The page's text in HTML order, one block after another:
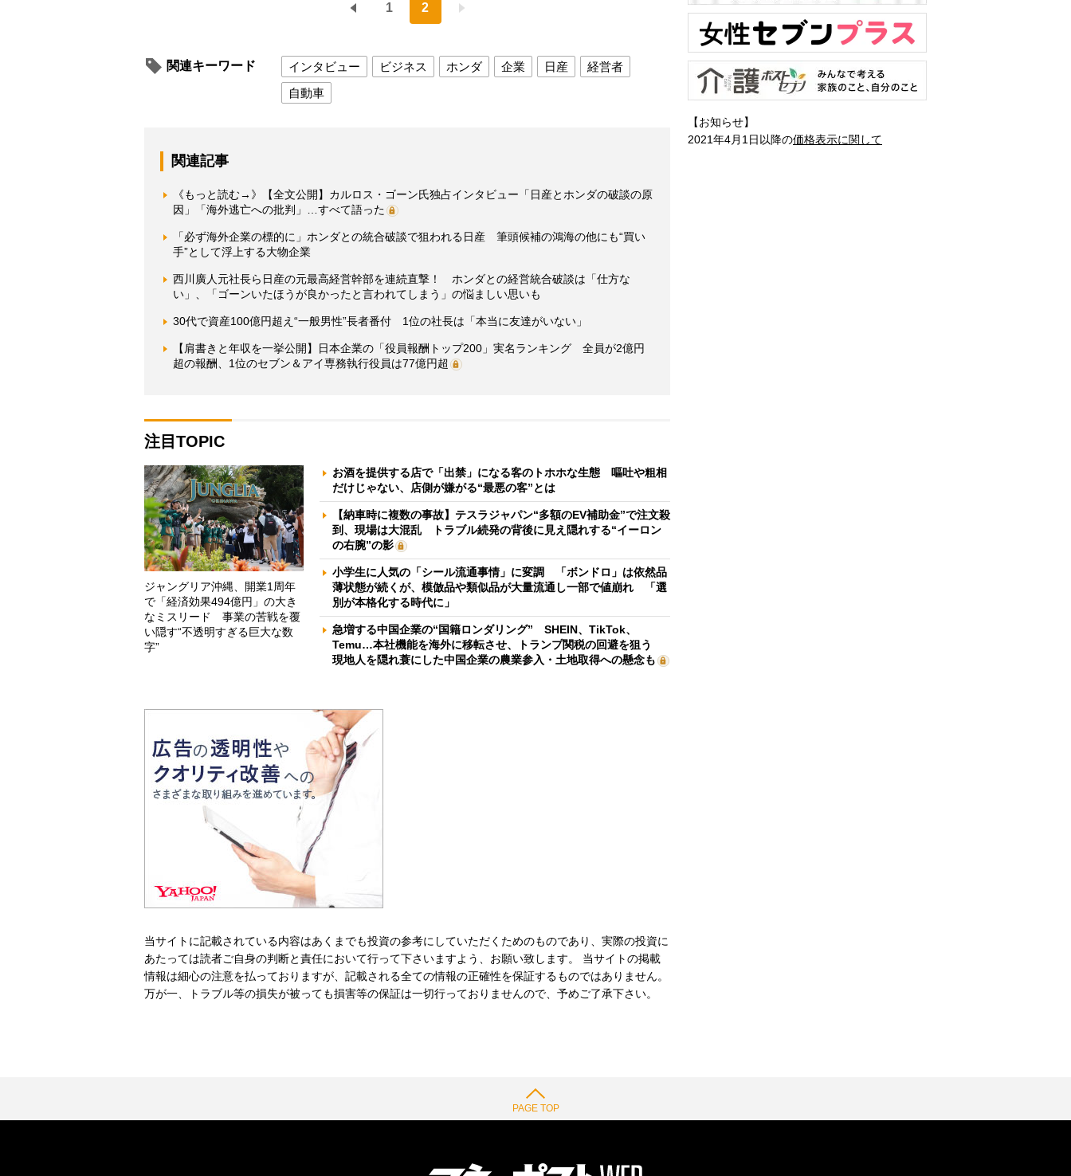
1 2
関連キーワード インタビュー ビジネス ホンダ 企業 日産
経営者
自動車
関連記事
《もっと読む→》【全文公開】カルロス・ゴーン氏独占インタビュー「日産とホンダの破談の原
因」「海外逃亡への批判」…すべて語った
「必ず海外企業の標的に」ホンダとの統合破談で狙われる日産 筆頭候補の鴻海の他にも“買い
手”として浮上する大物企業
西川廣人元社長ら日産の元最高経営幹部を連続直撃！ ホンダとの経営統合破談は「仕方な
い」、「ゴーンいたほうが良かったと言われてしまう」の悩ましい思いも
30代で資産100億円超え“一般男性”長者番付 1位の社長は「本当に友達がいない」
【肩書きと年収を一挙公開】日本企業の「役員報酬トップ200」実名ランキング 全員が2億円
超の報酬、1位のセブン＆アイ専務執行役員は77億円超
注目TOPIC
ジャングリア沖縄、開業1周年
で「経済効果494億円」の大き
なミスリード 事業の苦戦を覆
い隠す“不透明すぎる巨大な数
字”
お酒を提供する店で「出禁」になる客のトホホな生態 嘔吐や粗相
だけじゃない、店側が嫌がる“最悪の客”とは
【納車時に複数の事故】テスラジャパン“多額のEV補助金”で注文殺
到、現場は大混乱 トラブル続発の背後に見え隠れする“イーロン
の右腕”の影
小学生に人気の「シール流通事情」に変調 「ボンドロ」は依然品
薄状態が続くが、模倣品や類似品が大量流通し一部で値崩れ 「選
別が本格化する時代に」
急増する中国企業の“国籍ロンダリング” SHEIN、TikTok、
Temu…本社機能を海外に移転させ、トランプ関税の回避を狙う
現地人を隠れ蓑にした中国企業の農業参入・土地取得への懸念も
当サイトに記載されている内容はあくまでも投資の参考にしていただくためのものであり、実際の投資に
あたっては読者ご自身の判断と責任において行って下さいますよう、お願い致します。 当サイトの掲載
情報は細心の注意を払っておりますが、記載される全ての情報の正確性を保証するものではありません。
万が一、トラブル等の損失が被っても損害等の保証は一切行っておりませんので、予めご了承下さい。
【お知らせ】
2021年4月1日以降の価格表示に関して
PAGE TOP